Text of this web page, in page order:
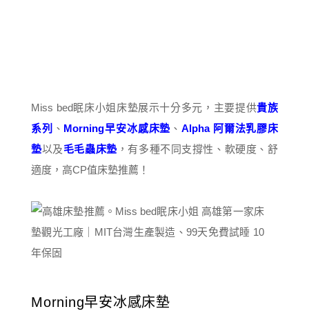
Miss bed眠床小姐床墊展示十分多元，主要提供貴族
系列 、 Morning早安冰感床墊 、Alpha 阿爾法乳膠床
墊以及毛毛蟲床墊，有多種不同支撐性、軟硬度、舒
適度，高CP值床墊推薦！
Morning早安冰感床墊